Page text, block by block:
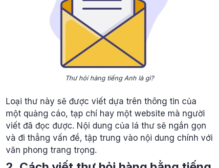
Thư hỏi hàng tiếng Anh là gì?
Loại thư này sẽ được viết dựa trên thông tin của
một quảng cáo, tạp chí hay một website mà người
viết đã đọc được. Nội dung của lá thư sẽ ngắn gọn
và đi thẳng vấn đề, tập trung vào nội dung chính với
văn phong trang trọng.